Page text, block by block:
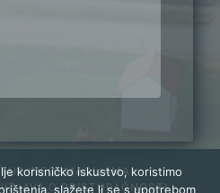
INFORMACIJAMA
IZJAVA O PRISTUPAČNOSTI
korisničko iskustvo, koristimo
slažete li se s upotrebom